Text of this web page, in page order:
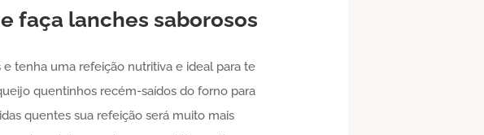
faça lanches saborosos
tenha uma refeição nutritiva e ideal para te
quentinhos recém-saídos do forno para
quentes sua refeição será muito mais